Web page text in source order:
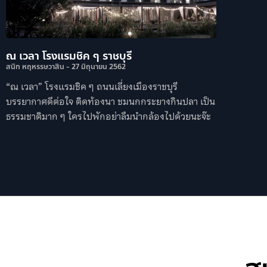
ณ เวลา โรงแรมชิค ๆ ราชบุรี
สนิท หฤหรรษวาสิน 27 มิถุนายน 2562
“ณ เวลา” โรงแรมชิค ๆ ถนนเลี่ยงเมืองราชบุรี
บรรยากาศดีต่อใจ ติดท้องนา ชมนกกระยางกินปลา เป็น
ธรรมชาติมาก ๆ ใครไปพักอย่าลืมนำกล้องไปด้วยนะจ๊ะ